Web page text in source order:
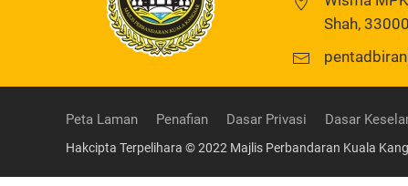
Shah,
Peta Laman Penafian Dasar Privasi Dasar
Hakcipta Terpelihara © 2022 Majlis Perbandaran Kuala